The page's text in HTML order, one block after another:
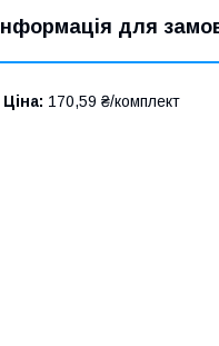
Інформація для
Ціна: 170,59 ₴/комплект